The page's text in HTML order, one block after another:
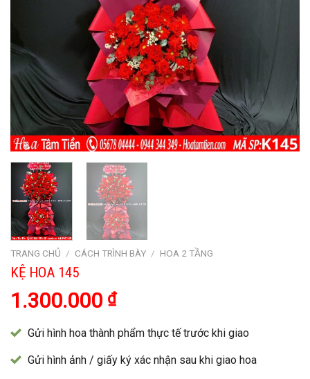
TRANG CHỦ / CÁCH TRÌNH BÀY / HOA 2 TẦNG
KỆ HOA 145
1.300.000 ₫
Gửi hình hoa thành phẩm thực tế trước khi giao
Gửi hình ảnh / giấy ký xác nhận sau khi giao hoa